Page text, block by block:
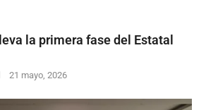
la primera fase del Estatal
21 mayo, 2026